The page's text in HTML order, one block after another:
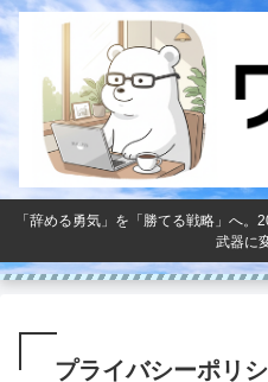
「辞める勇気」を「勝てる戦略」へ
武器に
プライバシーポリ